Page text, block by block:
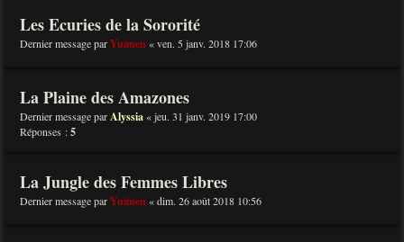
Les Ecuries de la Sororité
Dernier message parYuimen «ven. 5 janv. 2018 17:06
La Plaine des Amazones
Dernier message parAlyssia «jeu. 31 janv. 2019 17:00
Réponses :5
La Jungle des Femmes Libres
Dernier message parYuimen «dim. 26 août 2018 10:56